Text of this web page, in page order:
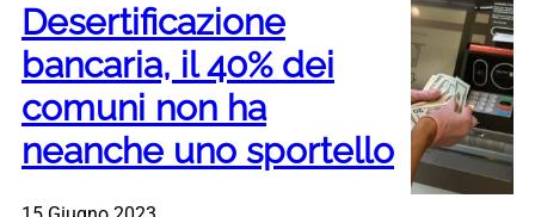
Desertificazione
bancaria, il 40% dei
comuni non ha
neanche uno sportello